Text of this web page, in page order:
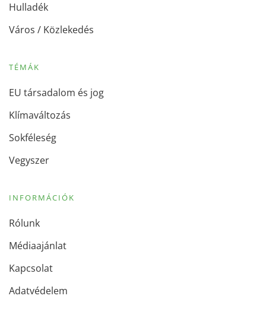
Hulladék
Város / Közlekedés
TÉMÁK
EU társadalom és jog
Klímaváltozás
Sokféleség
Vegyszer
INFORMÁCIÓK
Rólunk
Médiaajánlat
Kapcsolat
Adatvédelem